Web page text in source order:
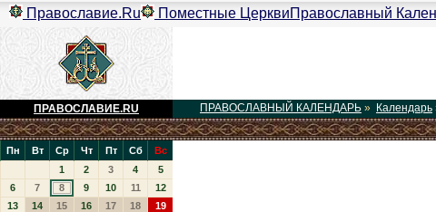
Православие.Ru Поместные ЦерквиПравославный
ПРАВОСЛАВИЕ.RU ПРАВОСЛАВНЫЙ КАЛЕНДАРЬ » Календарь
Пн Вт Ср Чт Пт Сб
Вс
1
2 3 4
5
6
7 8 9 10 11
12
13
14 15 16 17 18
19